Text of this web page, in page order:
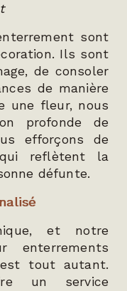
sont
Ils sont
de consoler
de manière
une fleur, nous
profonde de
efforçons de
reflètent la
défunte.
et notre
enterrements
tout autant.
un service